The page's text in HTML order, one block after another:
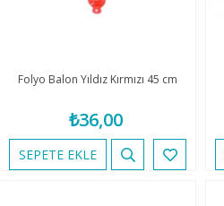
Folyo Balon Yıldız Kırmızı 45 cm
₺36,00
SEPETE EKLE